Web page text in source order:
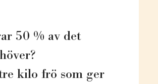
50 % av det
kilo frö som ger